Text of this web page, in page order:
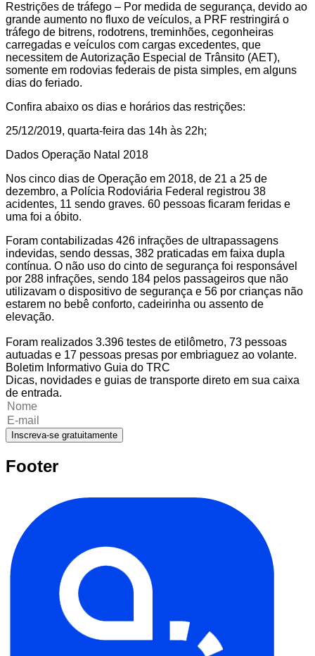
Restrições de tráfego – Por medida de segurança, devido ao
grande aumento no fluxo de veículos, a PRF restringirá o
tráfego de bitrens, rodotrens, treminhões, cegonheiras
carregadas e veículos com cargas excedentes, que
necessitem de Autorização Especial de Trânsito (AET),
somente em rodovias federais de pista simples, em alguns
dias do feriado.
Confira abaixo os dias e horários das restrições:
25/12/2019, quarta-feira das 14h às 22h;
Dados Operação Natal 2018
Nos cinco dias de Operação em 2018, de 21 a 25 de
dezembro, a Polícia Rodoviária Federal registrou 38
acidentes, 11 sendo graves. 60 pessoas ficaram feridas e
uma foi a óbito.
Foram contabilizadas 426 infrações de ultrapassagens
indevidas, sendo dessas, 382 praticadas em faixa dupla
contínua. O não uso do cinto de segurança foi responsável
por 288 infrações, sendo 184 pelos passageiros que não
utilizavam o dispositivo de segurança e 56 por crianças não
estarem no bebê conforto, cadeirinha ou assento de
elevação.
Foram realizados 3.396 testes de etilômetro, 73 pessoas
autuadas e 17 pessoas presas por embriaguez ao volante.
Boletim Informativo Guia do TRC
Dicas, novidades e guias de transporte direto em sua caixa
de entrada.
Inscreva-se gratuitamente
Footer